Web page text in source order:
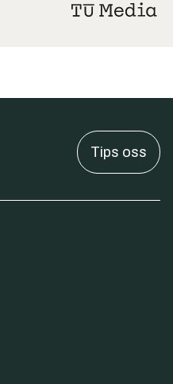
Tips oss